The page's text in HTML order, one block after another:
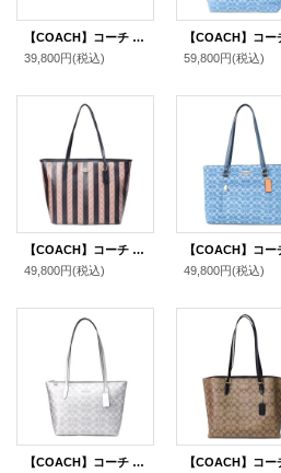
【COACH】コーチ コーティングキャンバス レザー シグネチャー カメラバッグ クロスボディ 斜め掛け 2way クラッチ ショルダーバッグ ライトカーキチャークマルチ（日本未発売）
39,800円(税込)
59,800円(税込)
【COACH】コーチ バッグ コーティングキャンバス レザー シグネチャー ストライプ ロゴ シティ トートバッグ ウォルナット×タン〔日本未発売〕
49,800円(税込)
49,800円(税込)
【COACH】コーチ バッグ メタリック コーティングキャンバス レザー シグネチャー フィオナ ミニ トートバッグ グレー×シルバー〔日本未発売〕